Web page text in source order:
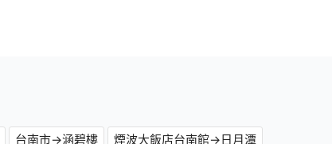
台南市→涵碧樓 煙波大飯店台南館→日月潭